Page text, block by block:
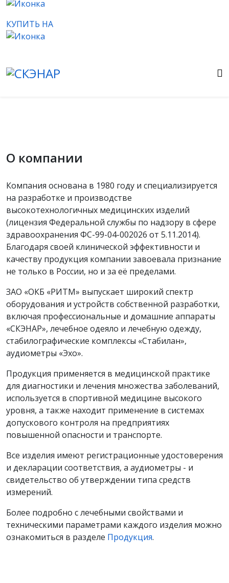
КУПИТЬ НА
О компании
Компания основана в 1980 году и специализируется
на разработке и производстве
высокотехнологичных медицинских изделий
(лицензия Федеральной службы по надзору в сфере
здравоохранения ФС-99-04-002026 от 5.11.2014).
Благодаря своей клинической эффективности и
качеству продукция компании завоевала признание
не только в России, но и за её пределами.
ЗАО «ОКБ «РИТМ» выпускает широкий спектр
оборудования и устройств собственной разработки,
включая профессиональные и домашние аппараты
«СКЭНАР», лечебное одеяло и лечебную одежду,
стабилографические комплексы «Стабилан»,
аудиометры «Эхо».
Продукция применяется в медицинской практике
для диагностики и лечения множества заболеваний,
используется в спортивной медицине высокого
уровня, а также находит применение в системах
допускового контроля на предприятиях
повышенной опасности и транспорте.
Все изделия имеют регистрационные удостоверения
и декларации соответствия, а аудиометры - и
свидетельство об утверждении типа средств
измерений.
Более подробно с лечебными свойствами и
техническими параметрами каждого изделия можно
ознакомиться в разделе Продукция.